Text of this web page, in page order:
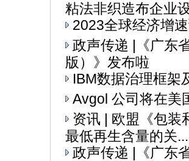
粘法非织造布企业
2023全球经济增
政声传递 |《广东
版）》发布啦
IBM数据治理框架
Avgol 公司将在美
资讯 | 欧盟《包装
最低再生含量的关...
政声传递 |《广东